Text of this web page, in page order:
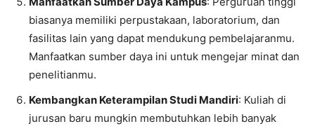
biasanya memiliki perpustakaan, laboratorium, dan
fasilitas lain yang dapat mendukung pembelajaranmu.
Manfaatkan sumber daya ini untuk mengejar minat dan
penelitianmu.
Kembangkan Keterampilan Studi Mandiri: Kuliah di
jurusan baru mungkin membutuhkan lebih banyak